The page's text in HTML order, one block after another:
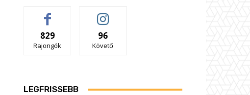
829
Rajongók
96
Követő
LEGFRISSEBB